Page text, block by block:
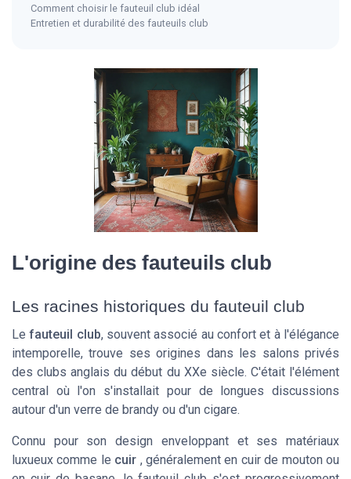
Comment choisir le fauteuil club idéal
Entretien et durabilité des fauteuils club
L'origine des fauteuils club
Les racines historiques du fauteuil club
Lefauteuil club, souvent associé au confort et à l'élégance
intemporelle, trouve ses origines dans les salons privés
des clubs anglais du début du XXe siècle. C'était l'élément
central où l'on s'installait pour de longues discussions
autour d'un verre de brandy ou d'un cigare.
Connu pour son design enveloppant et ses matériaux
luxueux comme le cuir , généralement en cuir de mouton ou